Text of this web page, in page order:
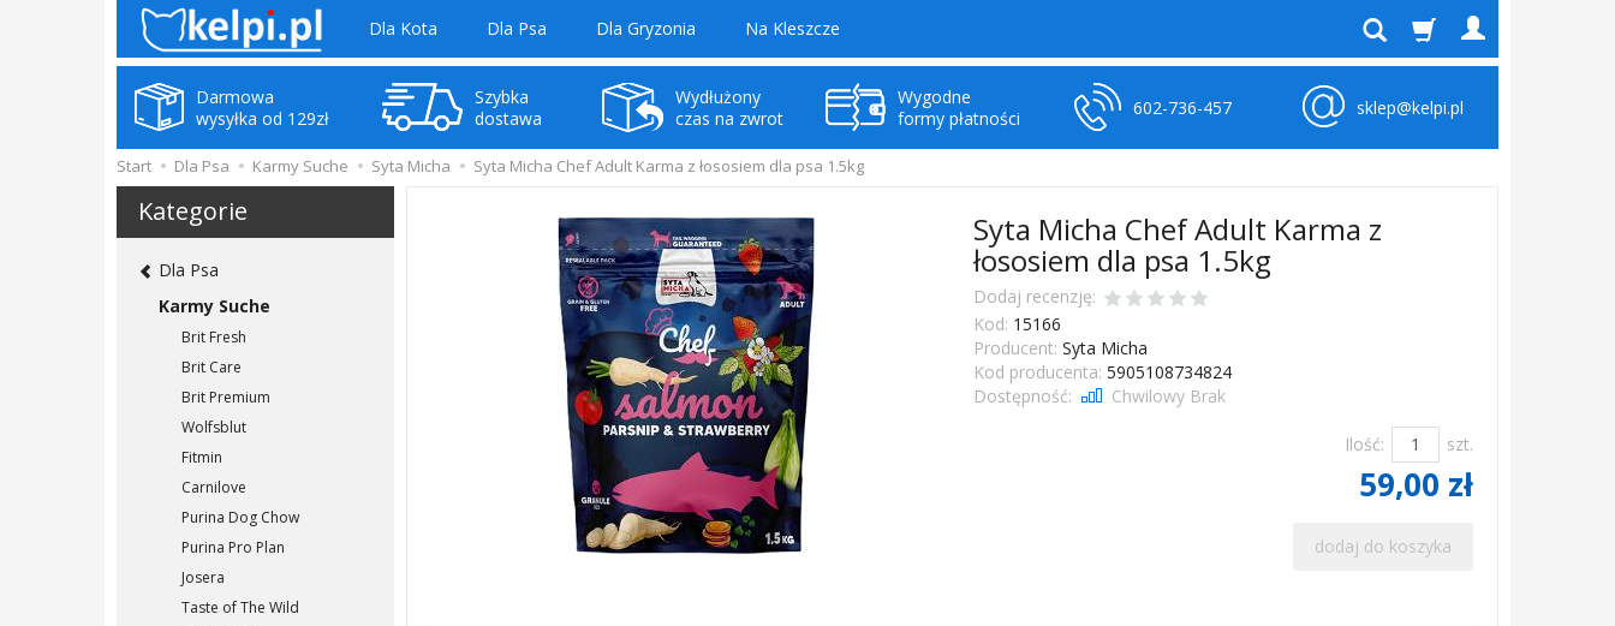
Dla Kota Dla Psa Dla Gryzonia Na Kleszcze
Darmowa
wysyłka od 129zł
Szybka
dostawa
Wydłużony
czas na zwrot
Wygodne
formy płatności
602-736-457 sklep@kelpi.pl
Start Dla Psa Karmy Suche Syta Micha Syta Micha Chef Adult Karma z łososiem dla psa 1.5kg
Syta Micha Chef Adult Karma z
łososiem dla psa 1.5kg
Dodaj recenzję:
Kod: 15166
Producent: Syta Micha
Kod producenta: 5905108734824
Dostępność:
Chwilowy Brak
Ilość: szt.
59,00 zł
dodaj do koszyka
Kategorie
Dla Psa
Karmy Suche
Brit Fresh
Brit Care
Brit Premium
Wolfsblut
Fitmin
Carnilove
Purina Dog Chow
Purina Pro Plan
Josera
Taste of The Wild